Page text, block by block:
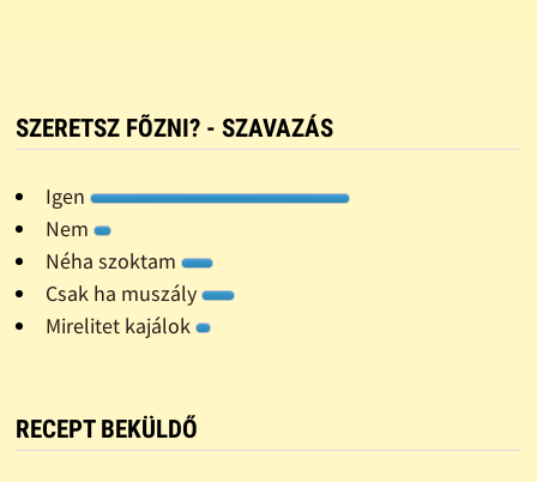
SZERETSZ FÕZNI? - SZAVAZÁS
Igen
Nem
Néha szoktam
Csak ha muszály
Mirelitet kajálok
RECEPT BEKÜLDŐ